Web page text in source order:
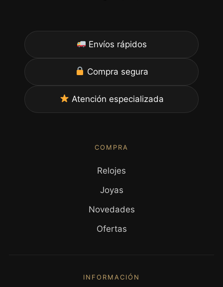
Envíos rápidos
Compra segura
Atención especializada
COMPRA
Relojes
Joyas
Novedades
Ofertas
INFORMACIÓN